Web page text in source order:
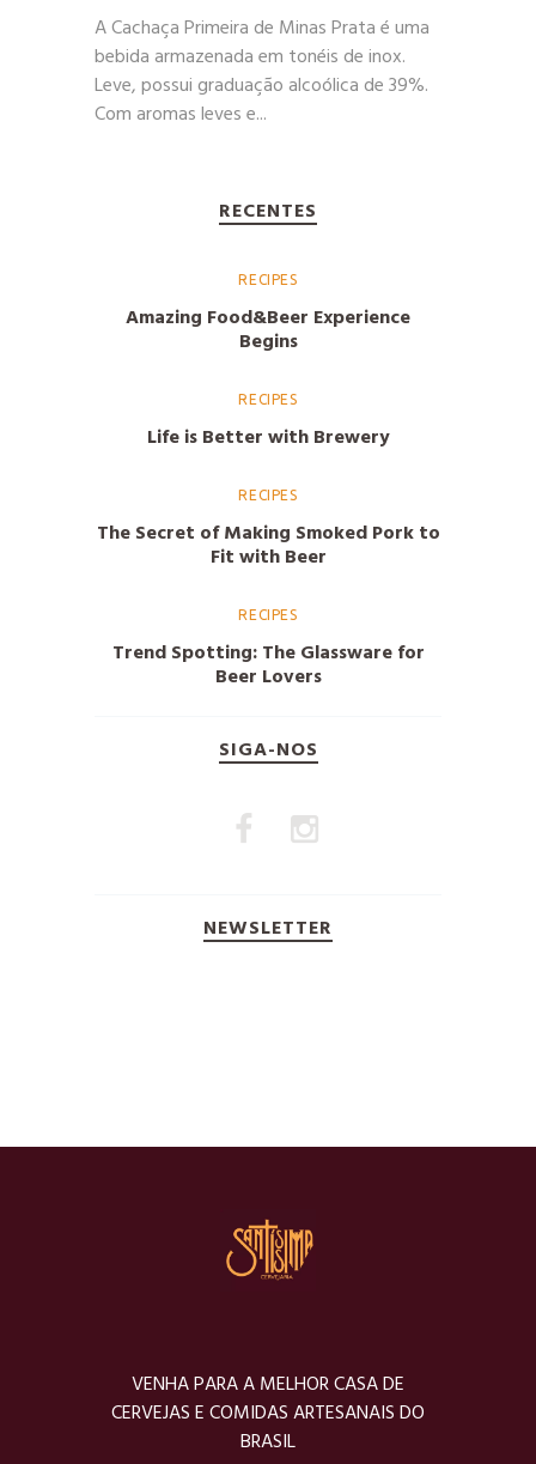
A Cachaça Primeira de Minas Prata é uma
bebida armazenada em tonéis de inox.
Leve, possui graduação alcoólica de 39%.
Com aromas leves e...
RECENTES
RECIPES
Amazing Food&Beer Experience
Begins
RECIPES
Life is Better with Brewery
RECIPES
The Secret of Making Smoked Pork to
Fit with Beer
RECIPES
Trend Spotting: The Glassware for
Beer Lovers
SIGA-NOS
NEWSLETTER
VENHA PARA A MELHOR CASA DE
CERVEJAS E COMIDAS ARTESANAIS DO
BRASIL